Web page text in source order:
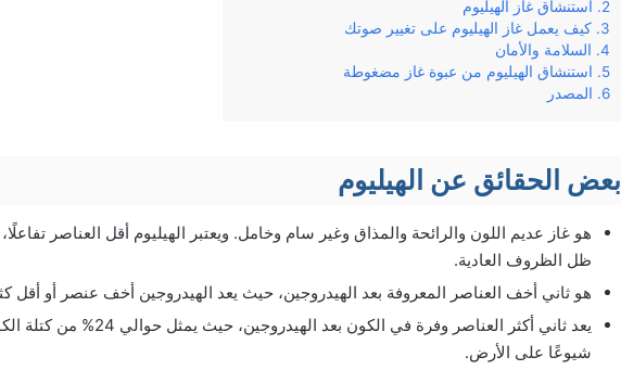
استنشاق غاز الهيليوم
كيف يعمل غاز الهيليوم على تغيير صوتك
السلامة والأمان
استنشاق الهيليوم من عبوة غاز مضغوطة
المصدر
بعض الحقائق عن الهيليوم
هو غاز عديم اللون والرائحة والمذاق وغير سام وخامل. ويعتبر الهيليوم أقل العناصر
ظل الظروف العادية.
هو ثاني أخف العناصر المعروفة بعد الهيدروجين، حيث يعد الهيدروجين أخف عنصر أو أقل
يعد ثاني أكثر العناصر وفرة في
شيوعًا على الأرض.